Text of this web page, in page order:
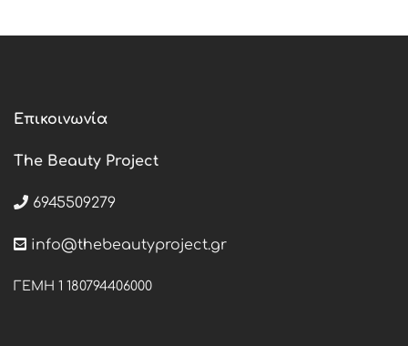
Επικοινωνία
The Beauty Project
6945509279
info@thebeautyproject.gr
ΓΕΜΗ 1 180794406000